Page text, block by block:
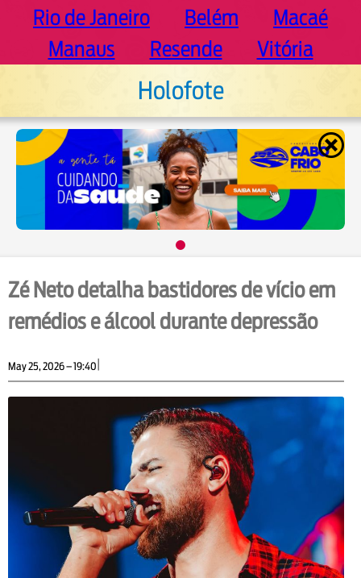
Rio de Janeiro Belém
Macaé
Manaus
Resende Vitória
Holofote
Zé Neto detalha bastidores de vício em
remédios e álcool durante depressão
May 25, 2026 – 19:40|